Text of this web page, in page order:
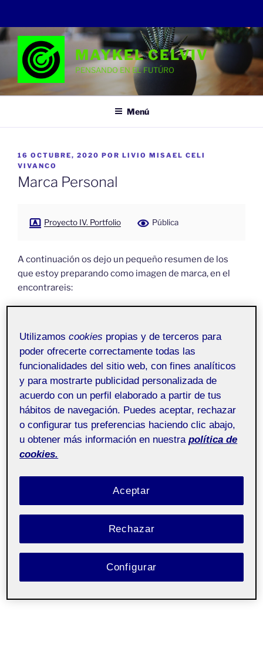
Saltar
al
contenido
MAYKEL CELVIV
PENSANDO EN EL FUTÚRO
Menú
PUBLICADO
EL
16 OCTUBRE, 2020 POR LIVIO MISAEL CELI
VIVANCO
Marca Personal
Proyecto IV. Portfolio Pública
A continuación os dejo un pequeño resumen de los
que estoy preparando como imagen de marca, en el
encontrareis:
Claim
Publico y soluciones
Prisma de marca
Utilizamoscookies propias y de terceros para
poder ofrecerte correctamente todas las
funcionalidades del sitio web, con fines analíticos
y para mostrarte publicidad personalizada de
acuerdo con un perfil elaborado a partir de tus
hábitos de navegación. Puedes aceptar, rechazar
o configurar tus preferencias haciendo clic abajo,
u obtener más información en nuestra política de
cookies.
Rechazar
Aceptar
Configurar